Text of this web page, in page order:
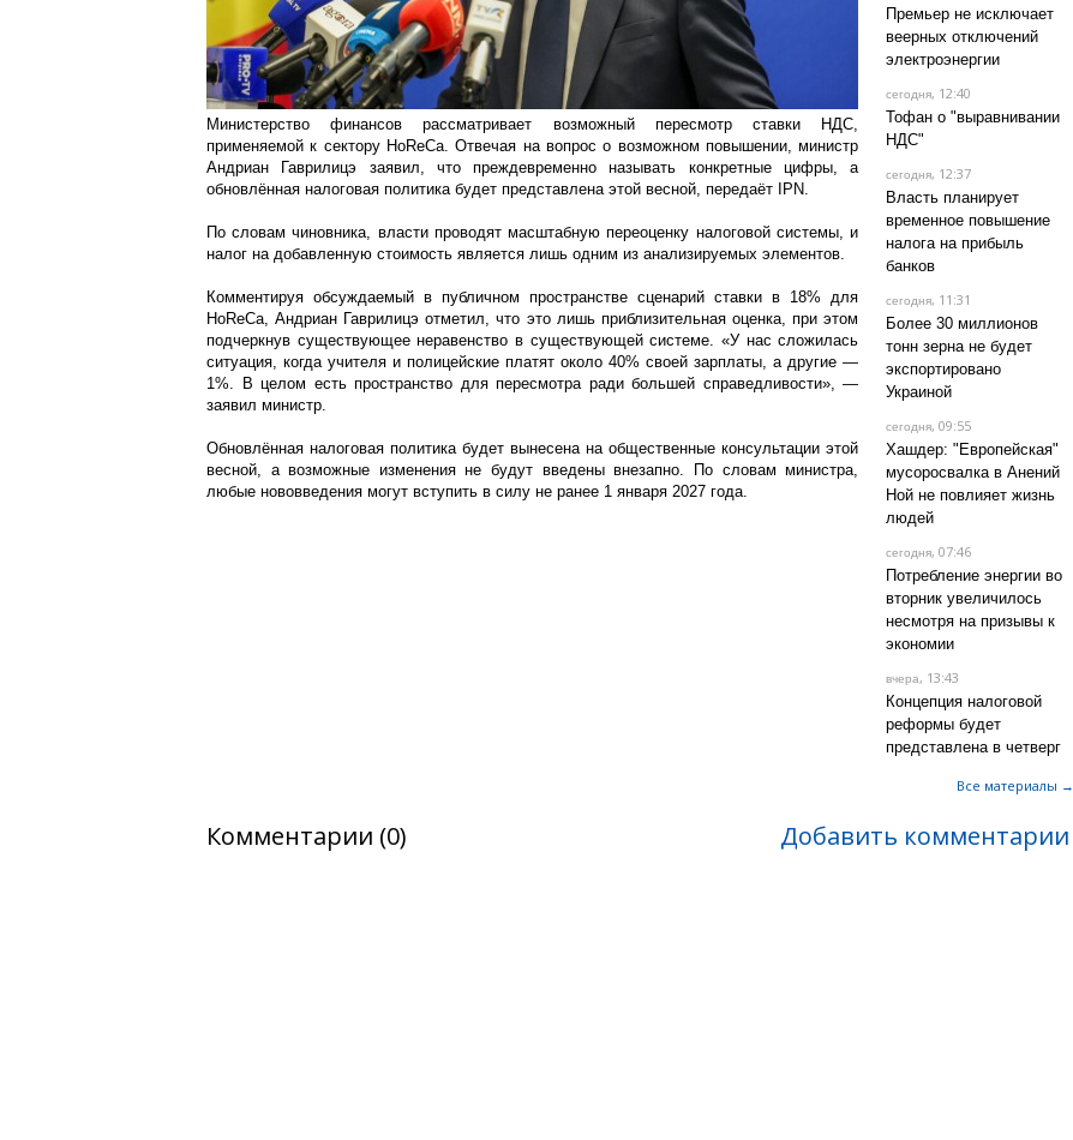
Министерство финансов рассматривает возможный пересмотр ставки НДС,
применяемой к сектору HoReCa. Отвечая на вопрос о возможном повышении, министр
Андриан Гаврилицэ заявил, что преждевременно называть конкретные цифры, а
обновлённая налоговая политика будет представлена этой весной, передаёт IPN.
По словам чиновника, власти проводят масштабную переоценку налоговой системы, и
налог на добавленную стоимость является лишь одним из анализируемых элементов.
Комментируя обсуждаемый в публичном пространстве сценарий ставки в 18% для
HoReCa, Андриан Гаврилицэ отметил, что это лишь приблизительная оценка, при этом
подчеркнув существующее неравенство в существующей системе. «У нас сложилась
ситуация, когда учителя и полицейские платят около 40% своей зарплаты, а другие —
1%. В целом есть пространство для пересмотра ради большей справедливости», —
заявил министр.
Обновлённая налоговая политика будет вынесена на общественные консультации этой
весной, а возможные изменения не будут введены внезапно. По словам министра,
любые нововведения могут вступить в силу не ранее 1 января 2027 года.
Премьер не исключает
веерных отключений
электроэнергии
сегодня, 12:40
Тофан о "выравнивании
НДС"
сегодня, 12:37
Власть планирует
временное повышение
налога на прибыль
банков
сегодня, 11:31
Более 30 миллионов
тонн зерна не будет
экспортировано
Украиной
сегодня, 09:55
Хашдер: "Европейская"
мусоросвалка в Анений
Ной не повлияет жизнь
людей
сегодня, 07:46
Потребление энергии во
вторник увеличилось
несмотря на призывы к
экономии
вчера, 13:43
Концепция налоговой
реформы будет
представлена в четверг
Все материалы →
Комментарии (0) Добавить комментарии